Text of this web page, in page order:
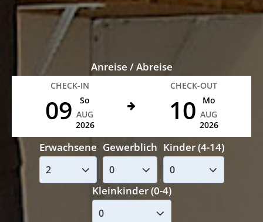
Anreise / Abreise
CHECK-IN
09
So
AUG
2026
CHECK-OUT
10
Mo
AUG
2026
Erwachsene Gewerblich Kinder (4-14)
Kleinkinder (0-4)